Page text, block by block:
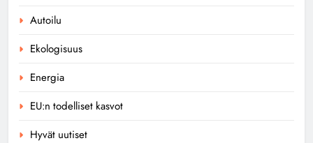
Autoilu
Ekologisuus
Energia
EU:n todelliset kasvot
Hyvät uutiset